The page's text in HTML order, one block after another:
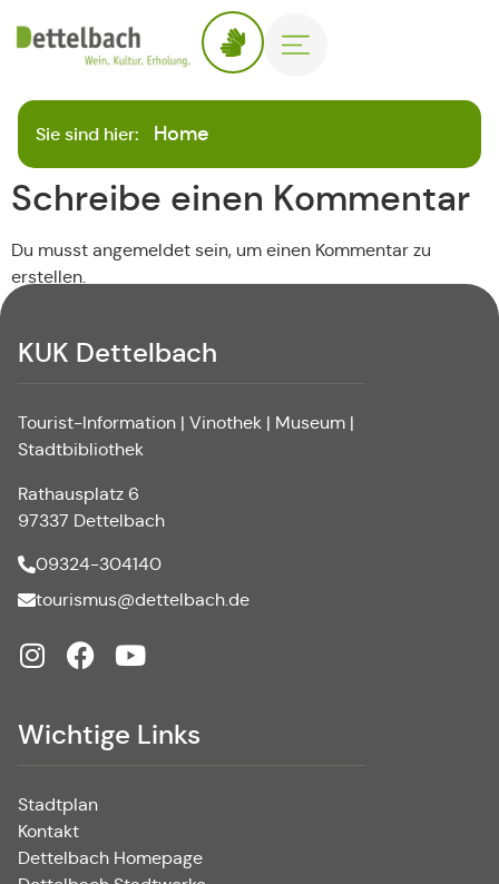
Sie sind hier: Home
Schreibe einen Kommentar
Du musst angemeldet sein, um einen Kommentar zu
erstellen.
KUK Dettelbach
Tourist-Information | Vinothek | Museum |
Stadtbibliothek
Rathausplatz 6
97337 Dettelbach
09324-304140
tourismus@dettelbach.de
Wichtige Links
Stadtplan
Kontakt
Dettelbach Homepage